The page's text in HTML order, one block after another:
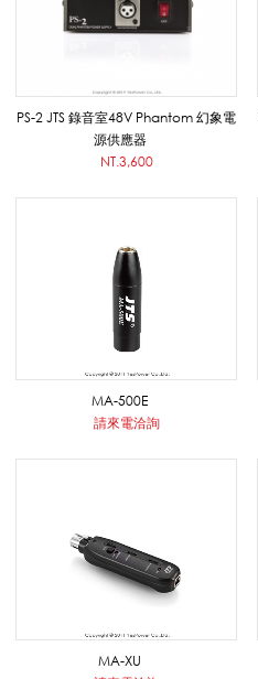
麥
_
擴
PS-2 JTS 錄音室48V Phantom 幻象電
源供應器
NT.3,600
MA-500E
請來電洽詢
MA-XU